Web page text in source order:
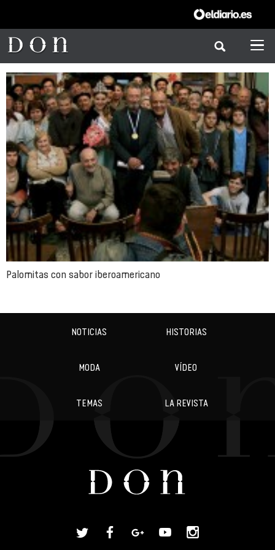
Palomitas con sabor iberoamericano
NOTICIAS HISTORIAS
MODA VÍDEO
TEMAS LA REVISTA